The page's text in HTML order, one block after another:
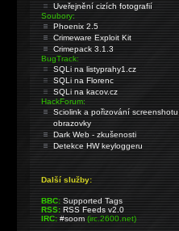
Uveřejnění cizích fotografií
Soubory:
Phoenix 2.5
Crimeware Exploit Kit
Crimepack 3.1.3
BugTrack:
SQLi na listyprahy1.cz
SQLi na Florenc
SQLi na kacov.cz
HackForum:
Sciolink a pořizování screenshotu
obrazovky
Dark Web - zkušenosti
Detekce HW keyloggeru
Další služby:
BBC: Supported Tags
RSS: RSS Feeds v2.0
IRC: #soom(irc.2600.net)